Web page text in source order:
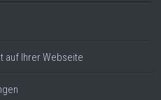
auf Ihrer Webseite